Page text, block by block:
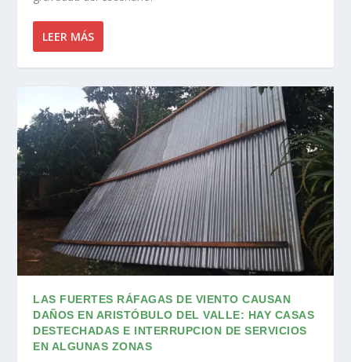
LEER MÁS
LAS FUERTES RÁFAGAS DE VIENTO CAUSAN
DAÑOS EN ARISTÓBULO DEL VALLE: HAY CASAS
DESTECHADAS E INTERRUPCION DE SERVICIOS
EN ALGUNAS ZONAS